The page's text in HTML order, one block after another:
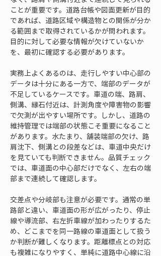
ことが重要です。道路台帳や図面更新が目的
であれば、道路区域や構造物との関係が分か
る範囲まで取得されているかが問われます。
目的に対して必要な情報が欠けていないか
を、最初に確認する必要があります。
実務上よくあるのは、走行しやすい中心部の
データは十分にある一方で、端部のデータが
不足しているケースです。車道の端、路肩、
側溝、縁石付近は、計測角度や障害物の影響
で欠測が出やすい場所です。しかし、道路の
維持管理では端部の状態こそ重要になること
があります。水たまり、舗装端部の欠け、路
肩沈下、側溝との段差などは、車道中央だけ
を見ていても判断できません。品質チェック
では、車道面の中心部だけでなく、左右の端
部まで連続して確認します。
交差点や分岐部も注意が必要です。通常の単
路部と違い、車道面の形が広がったり、停止
線や導流部、右左折車線が加わったりするた
め、どこまでを同一路線の車道面として扱う
か判断が難しくなります。距離標点との対応
も複雑になりやすく、単純に道路中心線に沿